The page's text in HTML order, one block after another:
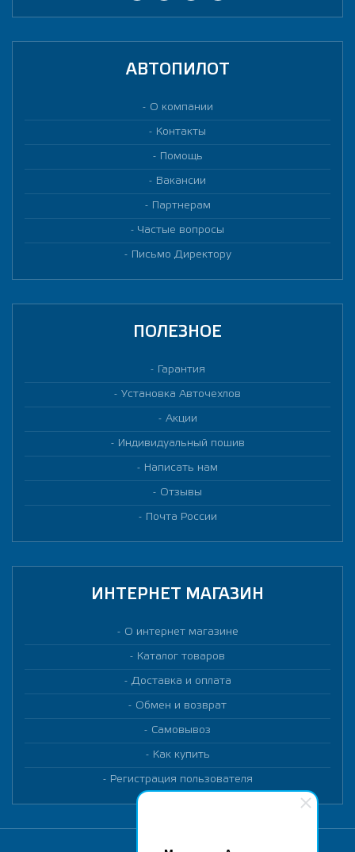
АВТОПИЛОТ
О компании
Контакты
Помощь
Вакансии
Партнерам
Частые вопросы
Письмо Директору
ПОЛЕЗНОЕ
Гарантия
Установка Авточехлов
Акции
Индивидуальный пошив
Написать нам
Отзывы
Почта России
ИНТЕРНЕТ МАГАЗИН
О интернет магазине
Каталог товаров
Доставка и оплата
Обмен и возврат
Самовывоз
Как купить
Регистрация пользователя